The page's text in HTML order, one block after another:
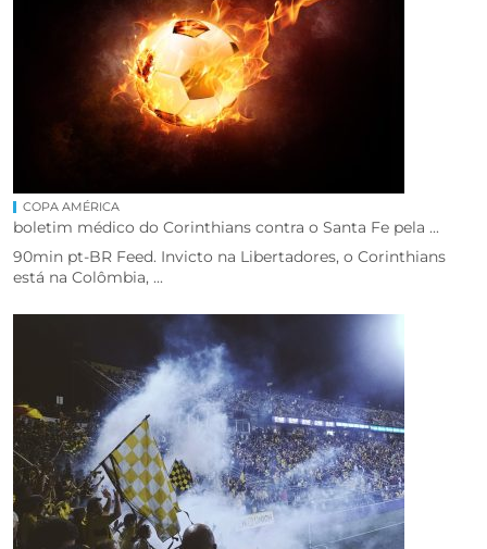
COPA AMÉRICA
boletim médico do Corinthians contra o Santa Fe pela ...
90min pt-BR Feed. Invicto na Libertadores, o Corinthians
está na Colômbia, ...